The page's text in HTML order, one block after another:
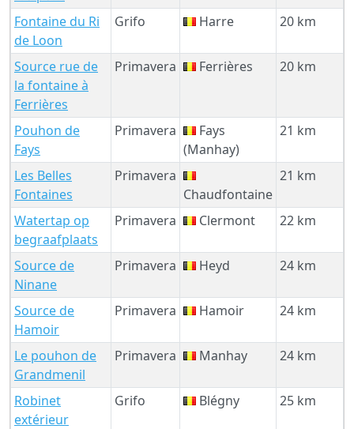
Fontaine du Ri
de Loon
Grifo Harre 20 km
Source rue de
la fontaine à
Ferrières
Primavera Ferrières 20 km
Pouhon de
Fays
Primavera
Fays
(Manhay)
21 km
Les Belles
Fontaines
Primavera
Chaudfontaine
21 km
Watertap op
begraafplaats
Primavera Clermont 22 km
Source de
Ninane
Primavera Heyd 24 km
Source de
Hamoir
Primavera Hamoir 24 km
Le pouhon de
Grandmenil
Primavera Manhay 24 km
Robinet
extérieur
Grifo Blégny 25 km